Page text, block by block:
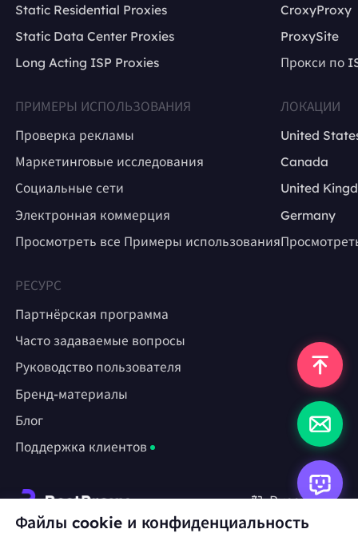
Static Residential Proxies
Static Data Center Proxies
Long Acting ISP Proxies
CroxyProxy
ProxySite
Прокси по
ПРИМЕРЫ ИСПОЛЬЗОВАНИЯ
Проверка рекламы
Маркетинговые исследования
Социальные сети
Электронная коммерция
Просмотреть все Примеры использования
ЛОКАЦИИ
United
Canada
United
Germany
РЕСУРС
Партнёрская программа
Часто задаваемые вопросы
Руководство пользователя
Бренд-материалы
Блог
Поддержка клиентов
Русский
Файлы cookie и конфиденциальность